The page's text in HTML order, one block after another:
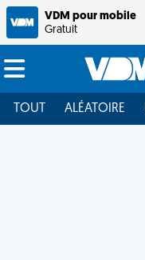
VDM pour mobile
Gratuit
TOUT ALÉATOIRE